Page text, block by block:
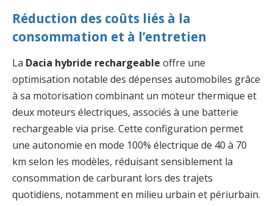
Réduction des coûts liés à la
consommation et à l’entretien
La Dacia hybride rechargeable offre une
optimisation notable des dépenses automobiles grâce
à sa motorisation combinant un moteur thermique et
deux moteurs électriques, associés à une batterie
rechargeable via prise. Cette configuration permet
une autonomie en mode 100% électrique de 40 à 70
km selon les modèles, réduisant sensiblement la
consommation de carburant lors des trajets
quotidiens, notamment en milieu urbain et périurbain.